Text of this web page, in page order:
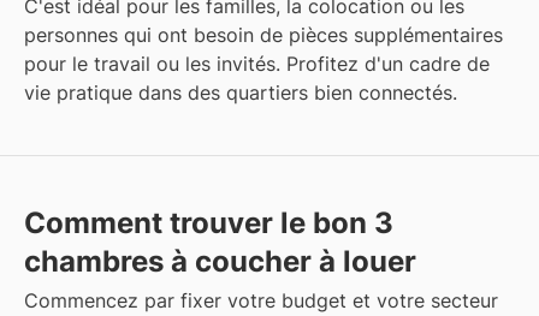
C'est idéal pour les familles, la colocation ou les
personnes qui ont besoin de pièces supplémentaires
pour le travail ou les invités. Profitez d'un cadre de
vie pratique dans des quartiers bien connectés.
Comment trouver le bon 3
chambres à coucher à louer
Commencez par fixer votre budget et votre secteur